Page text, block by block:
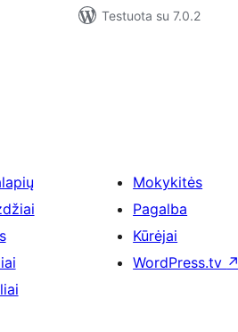
Testuota su 7.0.2
Mokykitės
Pagalba
Kūrėjai
WordPress.tv ↗